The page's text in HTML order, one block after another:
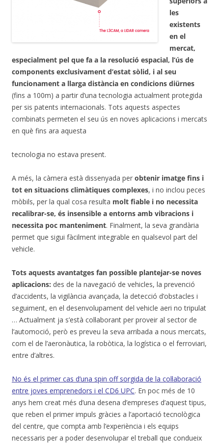
les
existents
en el
mercat,
especialment pel que fa a la resolució espacial, l’ús de
components exclusivament d’estat sòlid, i al seu
funcionament a llarga distància en condicions diürnes
(fins a 100m) a partir d’una tecnologia actualment protegida
per sis patents internacionals. Tots aquests aspectes
combinats permeten el seu ús en noves aplicacions i mercats
en què fins ara aquesta
tecnologia no estava present.
A més, la càmera està dissenyada per obtenir imatge fins i
tot en situacions climàtiques complexes, i no inclou peces
mòbils, per la qual cosa resulta molt fiable i no necessita
recalibrar-se, és insensible a entorns amb vibracions i
necessita poc manteniment. Finalment, la seva grandària
permet que sigui fàcilment integrable en qualsevol part del
vehicle.
Tots aquests avantatges fan possible plantejar-se noves
aplicacions: des de la navegació de vehicles, la prevenció
d’accidents, la vigilància avançada, la detecció d’obstacles i
seguiment, en el desenvolupament del vehicle aeri no tripulat
… Actualment ja s’està col·laborant per proveir al sector de
l’automoció, però es preveu la seva arribada a nous mercats,
com el de l’aeronàutica, la robòtica, la logística o el ferroviari,
entre d’altres.
No és el primer cas d’una spin off sorgida de la col·laboració
entre joves emprenedors i el CD6 UPC. En poc més de 10
anys hem creat més d’una desena d’empreses d’aquest tipus,
que reben el primer impuls gràcies a l’aportació tecnològica
del centre, que compta amb l’experiència i els equips
necessaris per a poder desenvolupar el treball que condueix